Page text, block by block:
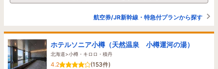
航空券/JR新幹線・特急付プランから探す
ホテルソニア小樽（天然温泉 小樽運河の湯）
北海道>小樽・キロロ・積丹
4.2
(153件)